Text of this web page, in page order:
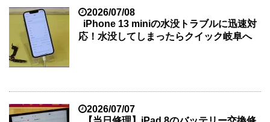
2026/07/08
iPhone 13 miniの水没トラブルに迅速対
応！水没してしまったらクイック岐阜へ
2026/07/07